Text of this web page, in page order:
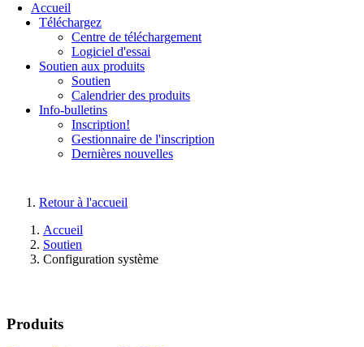
Accueil
Téléchargez
Centre de téléchargement
Logiciel d'essai
Soutien aux produits
Soutien
Calendrier des produits
Info-bulletins
Inscription!
Gestionnaire de l'inscription
Dernières nouvelles
Retour à l'accueil
Accueil
Soutien
Configuration système
Produits